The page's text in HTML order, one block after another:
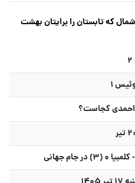
که تابستان را برایتان بهشت
احمدی کجاست؟